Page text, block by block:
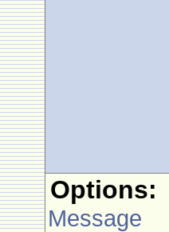
Options:
Message